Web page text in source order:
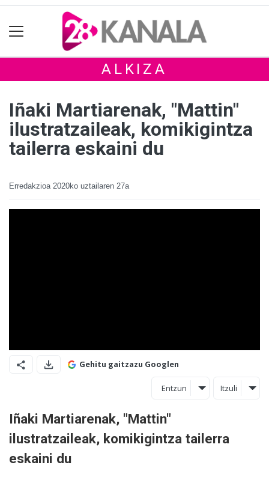
ALKIZA
Iñaki Martiarenak, "Mattin"
ilustratzaileak, komikigintza
tailerra eskaini du
Erredakzioa 2020ko uztailaren 27a
Gehitu gaitzazu Googlen
Entzun Itzuli
Iñaki Martiarenak, "Mattin"
ilustratzaileak, komikigintza tailerra
eskaini du